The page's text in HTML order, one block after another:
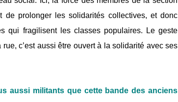
de prolonger les solidarités collectives, et donc
qui fragilisent les classes populaires. Le geste
rue, c’est aussi être ouvert à la solidarité avec ses
aussi militants que cette bande des anciens